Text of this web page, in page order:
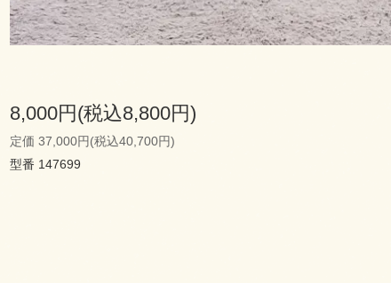
8,000円(税込8,800円)
定価 37,000円(税込40,700円)
型番 147699